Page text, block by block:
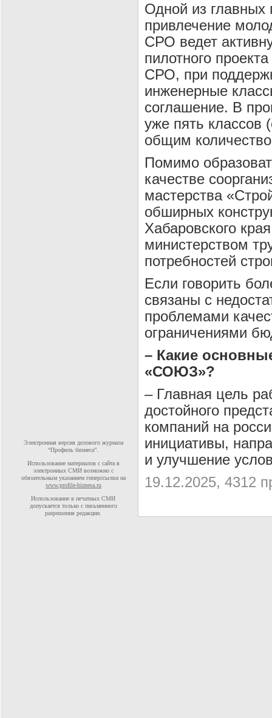
Одной из главных
привлечение
СРО ведет
пилотного
СРО, при
инженерные
соглашение. В
уже пять классов
общим
Помимо
качестве
мастерства
обширных
Хабаровского
министерством
потребностей
Если говорить
связаны с
проблемами
ограничениями
– Какие
«СОЮЗ»?
– Главная цель
достойного
компаний на
инициативы,
и улучшение
19.12.2025, 4312
Электронная версия делового журнала
“Профиль бизнеса”.
Использование материалов с сайта в
электронных СМИ возможно с
обязательным указанием гиперссылки на
www.profile-biznesa.ru
Использование в печатных СМИ
допускается только с письменного
разрешения редакции.